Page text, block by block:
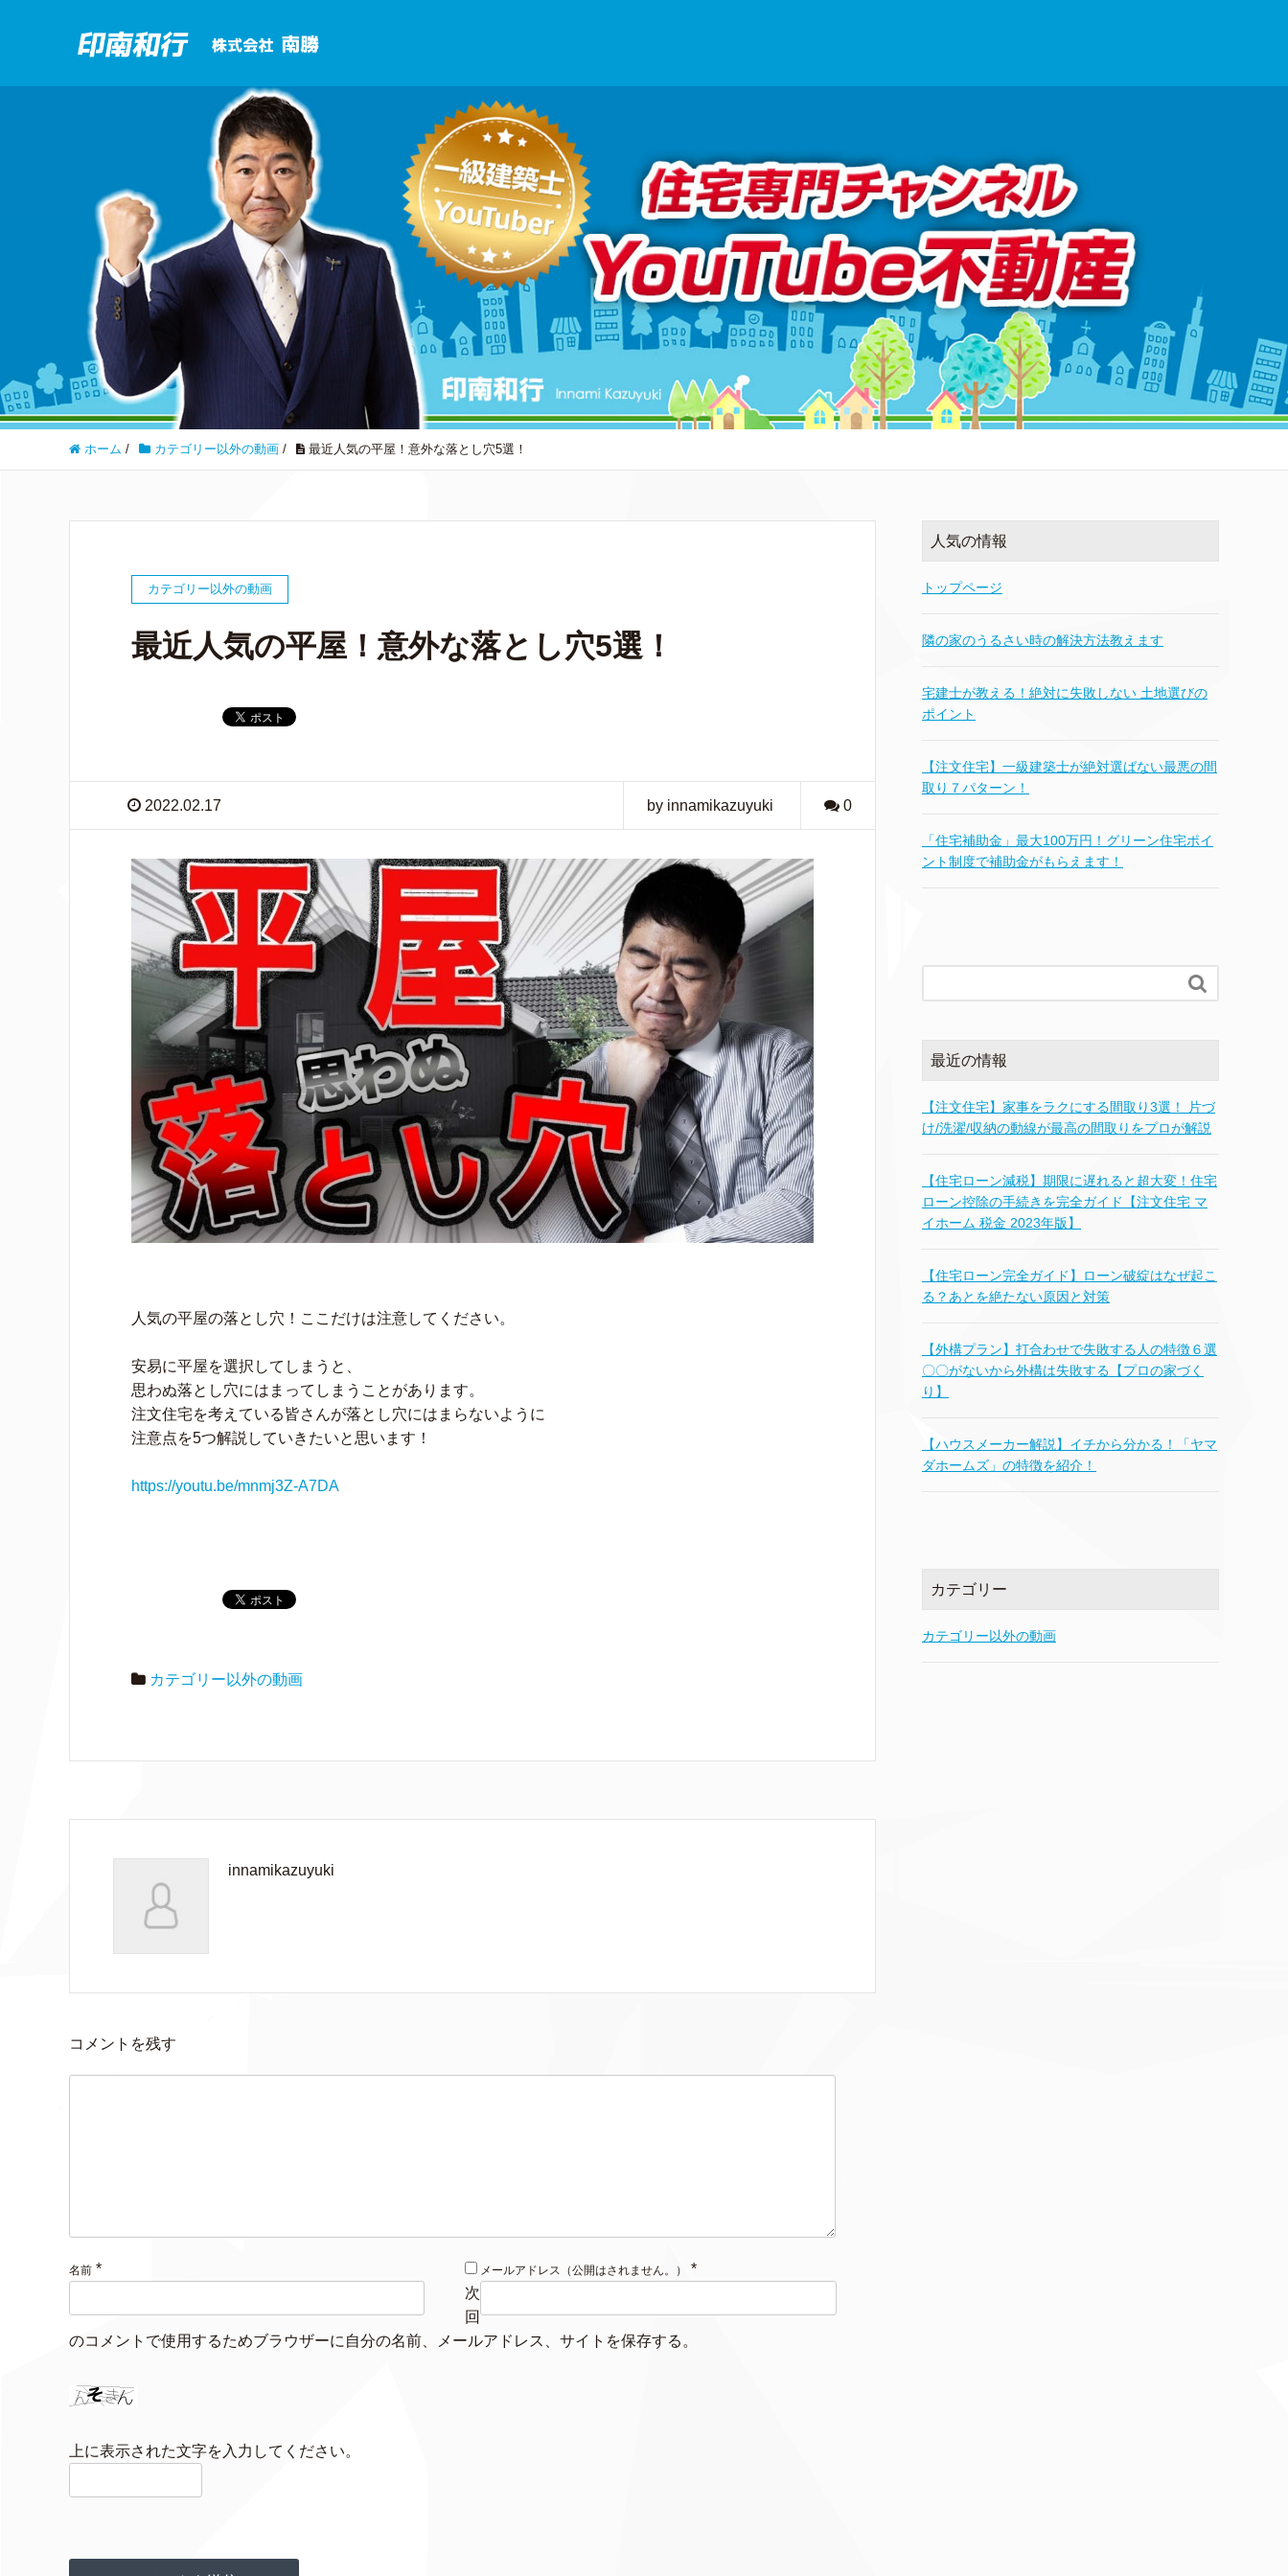
ホーム / カテゴリー以外の動画 / 最近人気の平屋！意外な落とし穴5選！
カテゴリー以外の動画
最近人気の平屋！意外な落とし穴5選！
2022.02.17 by innamikazuyuki 0
人気の平屋の落とし穴！ここだけは注意してください。
安易に平屋を選択してしまうと、
思わぬ落とし穴にはまってしまうことがあります。
注文住宅を考えている皆さんが落とし穴にはまらないように
注意点を5つ解説していきたいと思います！
https://youtu.be/mnmj3Z-A7DA
カテゴリー以外の動画
innamikazuyuki
コメントを残す
名前 * メールアドレス（公開はされません。）
*
次
回
のコメントで使用するためブラウザーに自分の名前、メールアドレス、サイトを保存する。
上に表示された文字を入力してください。
人気の情報
トップページ
隣の家のうるさい時の解決方法教えます
宅建士が教える！絶対に失敗しない 土地選びの
ポイント
【注文住宅】一級建築士が絶対選ばない最悪の間
取り７パターン！
「住宅補助金」最大100万円！グリーン住宅ポイ
ント制度で補助金がもらえます！

最近の情報
【注文住宅】家事をラクにする間取り3選！ 片づ
け/洗濯/収納の動線が最高の間取りをプロが解説
【住宅ローン減税】期限に遅れると超大変！住宅
ローン控除の手続きを完全ガイド【注文住宅 マ
イホーム 税金 2023年版】
【住宅ローン完全ガイド】ローン破綻はなぜ起こ
る？あとを絶たない原因と対策
【外構プラン】打合わせで失敗する人の特徴６選
〇〇がないから外構は失敗する【プロの家づく
り】
【ハウスメーカー解説】イチから分かる！「ヤマ
ダホームズ」の特徴を紹介！
カテゴリー
カテゴリー以外の動画